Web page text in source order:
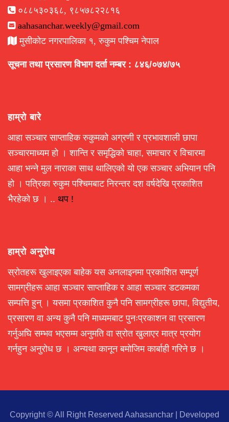
०८८५३०३६८, ९८५७८२२८१६
aahasanchar.weekly@gmail.com
मुसीकोट नगरपालिका १, रुकुम पश्चिम नेपाल
सूचना तथा प्रसारण विभाग दर्ता नम्बर : ८४६/०७४/७५
हाम्रो बारे
आहा सञ्चार साप्ताहिक रुकुमको अग्रणी र प्रभावशाली छापा
सञ्चारमाध्यम हो । शान्ति र समृद्धिको चाहा, समाचार र विचारमा
आहा भन्ने मुल नाराका साथ थालिएको यो एक सञ्चार अभियान पनि
हो । पत्रिका रुकुम पश्चिमबाट निरन्तर दश वर्षदेखि प्रकाशित
भैरहेको छ । .. थप !
हाम्रो अनुरोध
स्रोतहरू खुलाइएका बाहेक यस अनलाइनमा प्रकाशित सम्पूर्ण
सामग्रीहरू आहा सञ्चार साप्ताहिक र आहा सञ्चार डटकमका
सम्पत्ति हुन् । यसमा प्रकाशित कुनै पनि सामग्रीहरू छापा, विद्युतीय,
प्रसारण वा अन्य कुनै पनि माध्यमबाट पुनःप्रकाशन वा प्रसारण
गर्नुअघि सम्भव भएसम्म अनुमति वा स्रोत खुलाएर मात्र प्रयोग
गर्नहुन अनुरोध छ । अन्यथा कानून बमोजिम कार्बाही गरिने छ ।
Copyright © All Right Reserved Aahasanchar Developed